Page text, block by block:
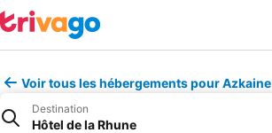
Voir tous les hébergements pour Azkaine
Destination
Hôtel de la Rhune